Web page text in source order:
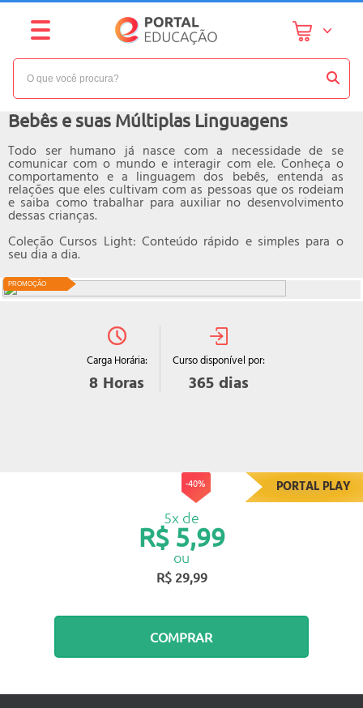
PROMOÇÃO
Carga Horária:
8 Horas
Curso disponível por:
365 dias
NÍVEL: BÁSICO
Bebês e suas Múltiplas Linguagens
Todo ser humano já nasce com a necessidade de se
comunicar com o mundo e interagir com ele. Conheça o
comportamento e a linguagem dos bebês, entenda as
relações que eles cultivam com as pessoas que os rodeiam
e saiba como trabalhar para auxiliar no desenvolvimento
dessas crianças.
Coleção Cursos Light: Conteúdo rápido e simples para o
seu dia a dia.
-40% PORTAL PLAY
R$ 29,99
5x de
R$ 5,99
ou
COMPRAR